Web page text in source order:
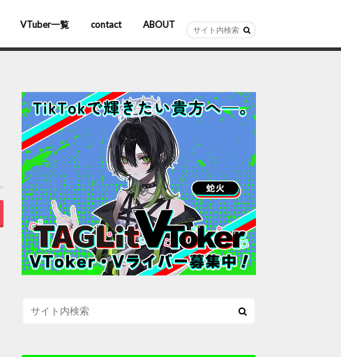
VTuber一覧
バーチャルYouTuber
VR/AR
ホロライブ
にじさんじ
ななしいんく
ぶいすぽっ！
contact ABOUT